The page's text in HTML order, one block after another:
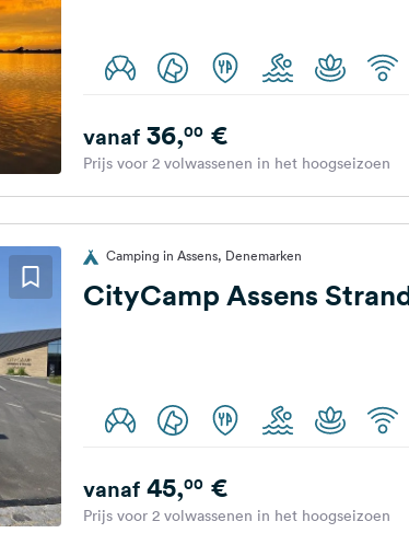
vanaf36,00€
Prijs voor 2 volwassenen in het hoogseizoen
Camping in Assens, Denemarken
CityCamp Assens
vanaf45,00€
Prijs voor 2 volwassenen in het hoogseizoen